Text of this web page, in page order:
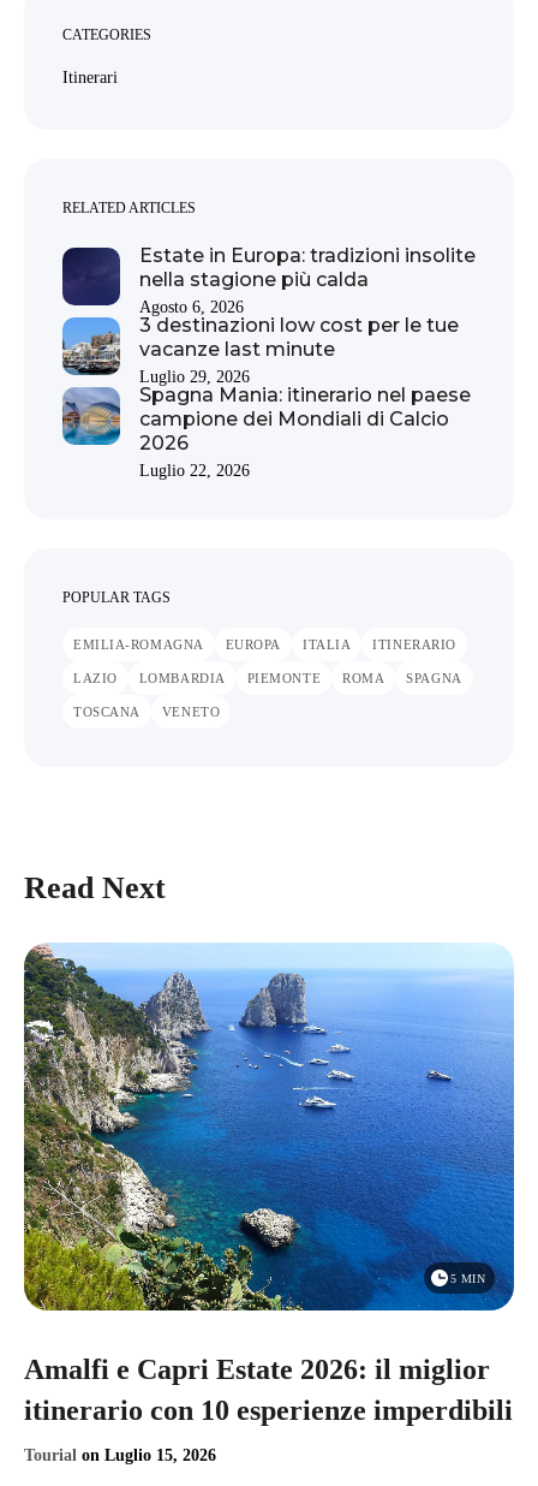
CATEGORIES
Itinerari
RELATED ARTICLES
Estate in Europa: tradizioni insolite
nella stagione più calda
Agosto 6, 2026
3 destinazioni low cost per le tue
vacanze last minute
Luglio 29, 2026
Spagna Mania: itinerario nel paese
campione dei Mondiali di Calcio
2026
Luglio 22, 2026
POPULAR TAGS
EMILIA-ROMAGNA EUROPA ITALIA ITINERARIO
LAZIO LOMBARDIA PIEMONTE ROMA SPAGNA
TOSCANA VENETO
Read Next
5 MIN
Amalfi e Capri Estate 2026: il miglior
itinerario con 10 esperienze imperdibili
Tourial on Luglio 15, 2026